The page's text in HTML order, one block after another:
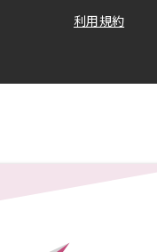
利用規約